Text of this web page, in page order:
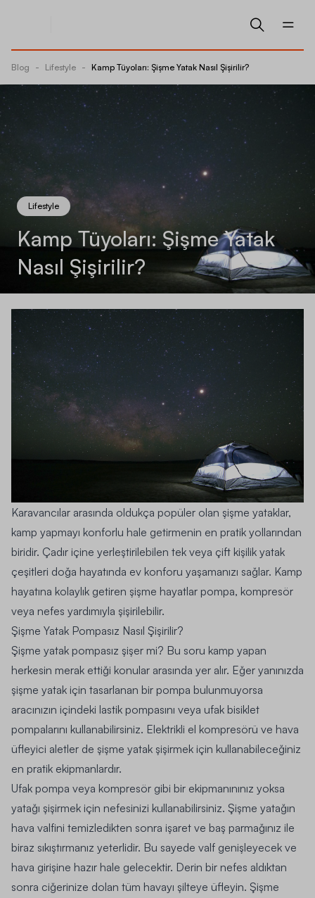
Blog - Lifestyle - Kamp Tüyoları: Şişme Yatak Nasıl Şişirilir?
Lifestyle
Kamp Tüyoları: Şişme Yatak
Nasıl Şişirilir?
Karavancılar arasında oldukça popüler olan şişme yataklar,
kamp yapmayı konforlu hale getirmenin en pratik yollarından
biridir. Çadır içine yerleştirilebilen tek veya çift kişilik yatak
çeşitleri doğa hayatında ev konforu yaşamanızı sağlar. Kamp
hayatına kolaylık getiren şişme hayatlar pompa, kompresör
veya nefes yardımıyla şişirilebilir.
Şişme Yatak Pompasız Nasıl Şişirilir?
Şişme yatak pompasız şişer mi? Bu soru kamp yapan
herkesin merak ettiği konular arasında yer alır. Eğer yanınızda
şişme yatak için tasarlanan bir pompa bulunmuyorsa
aracınızın içindeki lastik pompasını veya ufak bisiklet
pompalarını kullanabilirsiniz. Elektrikli el kompresörü ve hava
üfleyici aletler de şişme yatak şişirmek için kullanabileceğiniz
en pratik ekipmanlardır.
Ufak pompa veya kompresör gibi bir ekipmanınınız yoksa
yatağı şişirmek için nefesinizi kullanabilirsiniz. Şişme yatağın
hava valfini temizledikten sonra işaret ve baş parmağınız ile
biraz sıkıştırmanız yeterlidir. Bu sayede valf genişleyecek ve
hava girişine hazır hale gelecektir. Derin bir nefes aldıktan
sonra ciğerinize dolan tüm havayı şilteye üfleyin. Şişme